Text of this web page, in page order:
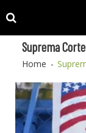
to
navigation
to
content
Suprema Corte
Home